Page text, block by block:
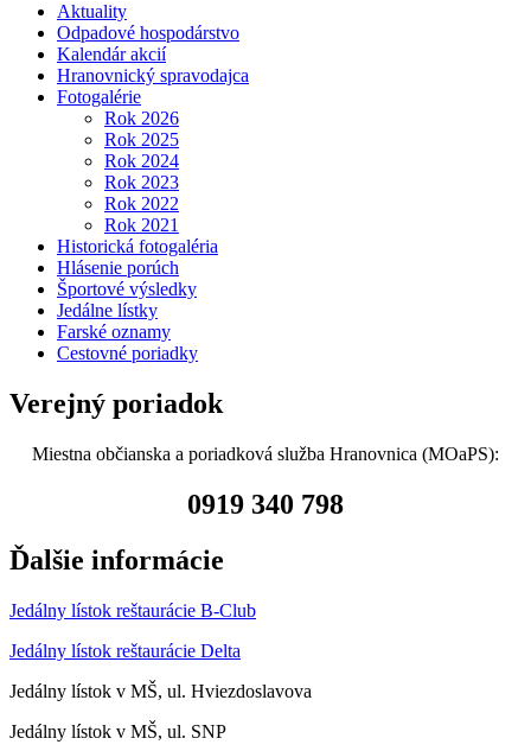
Aktuality
Odpadové hospodárstvo
Kalendár akcií
Hranovnický spravodajca
Fotogalérie
Rok 2026
Rok 2025
Rok 2024
Rok 2023
Rok 2022
Rok 2021
Historická fotogaléria
Hlásenie porúch
Športové výsledky
Jedálne lístky
Farské oznamy
Cestovné poriadky
Verejný poriadok
Miestna občianska a poriadková služba Hranovnica (MOaPS):
0919 340 798
Ďalšie informácie
Jedálny lístok reštaurácie B-Club
Jedálny lístok reštaurácie Delta
Jedálny lístok v MŠ, ul. Hviezdoslavova
Jedálny lístok v MŠ, ul. SNP